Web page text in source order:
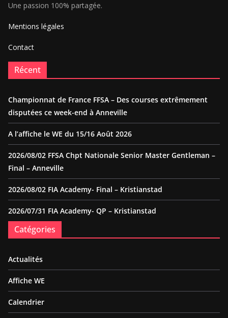
Une passion 100% partagée.
Mentions légales
Contact
Récent
Championnat de France FFSA – Des courses extrêmement
disputées ce week-end à Anneville
A l’affiche le WE du 15/16 Août 2026
2026/08/02 FFSA Chpt Nationale Senior Master Gentleman –
Final – Anneville
2026/08/02 FIA Academy- Final – Kristianstad
2026/07/31 FIA Academy- QP – Kristianstad
Catégories
Actualités
Affiche WE
Calendrier